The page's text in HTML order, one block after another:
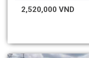
2,520,000 VND